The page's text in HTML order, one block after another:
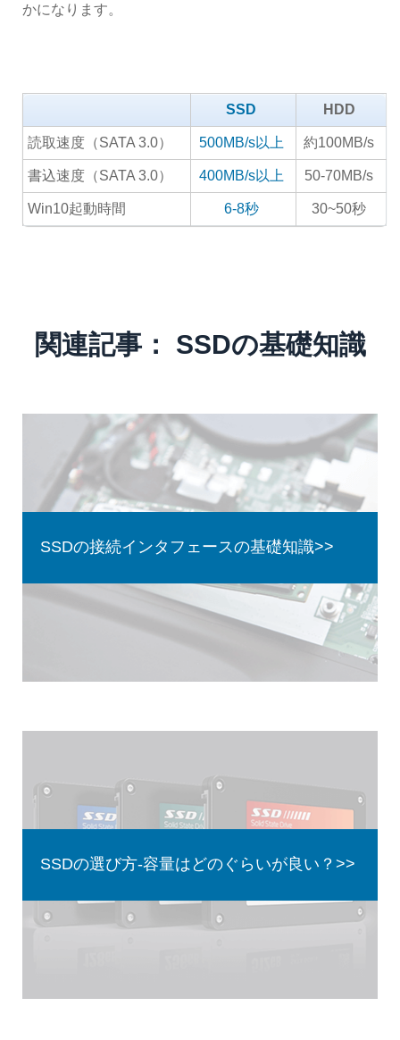
かになります。
SSD HDD
読取速度（SATA 3.0） 500MB/s以上 約100MB/s
書込速度（SATA 3.0） 400MB/s以上 50-70MB/s
Win10起動時間 6-8秒 30~50秒
関連記事： SSDの基礎知識
SSDの接続インタフェースの基礎知識>>
SSDの選び方-容量はどのぐらいが良い？>>